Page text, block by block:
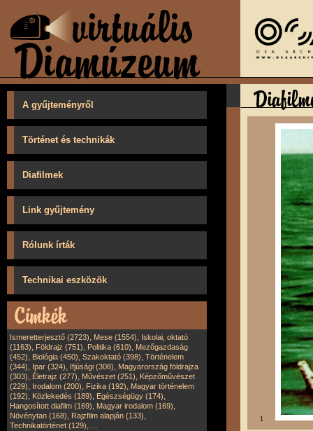
A gyűjteményről
Történet és technikák
Diafilmek
Link gyűjtemény
Rólunk írták
Technikai eszközök
Ismeretterjesztő (2723), Mese (1554), Iskolai, oktató
(1163), Földrajz (751), Politika (610), Mezőgazdaság
(452), Biológia (450), Szakoktató (398), Történelem
(344), Ipar (324), Ifjúsági (308), Magyarország földrajza
(303), Életrajz (277), Művészet (251), Képzőművészet
(229), Irodalom (200), Fizika (192), Magyar történelem
(192), Közlekedés (189), Egészségügy (174),
Hangosított diafilm (169), Magyar irodalom (169),
Növénytan (168), Rajzfilm alapján (133),
Technikatörténet (129),
1